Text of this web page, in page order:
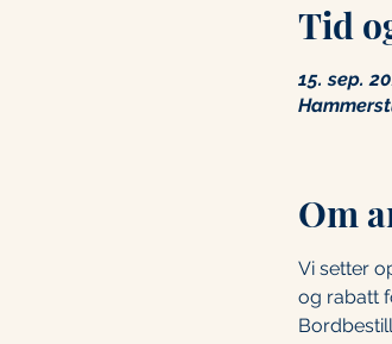
Tid
15. sep.
Om
Vi setter
og rabatt